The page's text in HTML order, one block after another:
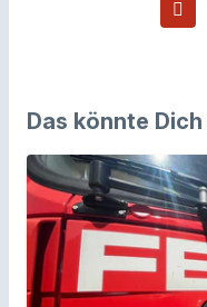
Das könnte